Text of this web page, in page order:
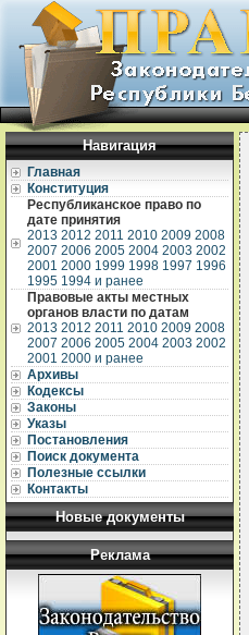
Навигация
Главная
Конституция
Республиканское право по
дате принятия
2013 2012 2011 2010 2009 2008
2007 2006 2005 2004 2003 2002
2001 2000 1999 1998 1997 1996
1995 1994 и ранее
Правовые акты местных
органов власти по датам
2013 2012 2011 2010 2009 2008
2007 2006 2005 2004 2003 2002
2001 2000 и ранее
Архивы
Кодексы
Законы
Указы
Постановления
Поиск документа
Полезные ссылки
Контакты
Новые документы
Реклама